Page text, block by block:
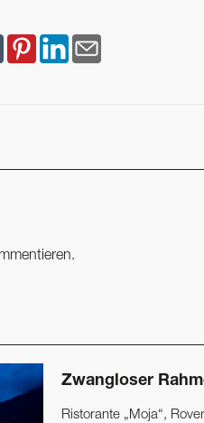
Zwangloser
Ristorante „Moja“,